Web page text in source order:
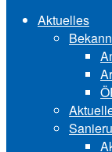
Aktuelles